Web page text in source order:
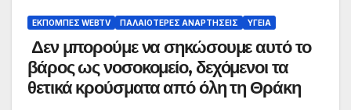
ΕΚΠΟΜΠΈΣ WEBTV ΠΑΛΑΙΟΤΕΡΕΣ ΑΝΑΡΤΗΣΕΙΣ ΥΓΕΊΑ
Δεν μπορούμε να σηκώσουμε αυτό το
βάρος ως νοσοκομείο, δεχόμενοι τα
θετικά κρούσματα από όλη τη Θράκη